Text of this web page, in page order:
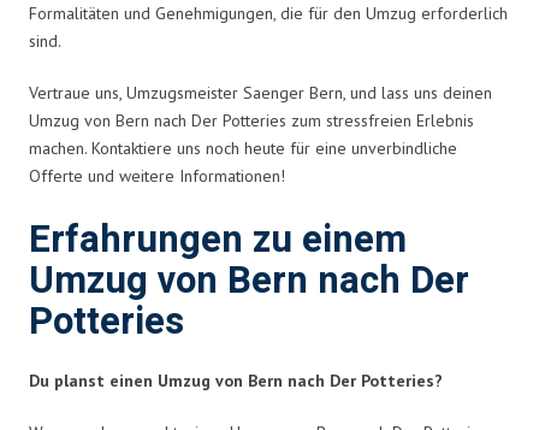
Formalitäten und Genehmigungen, die für den Umzug erforderlich
sind.
Vertraue uns, Umzugsmeister Saenger Bern, und lass uns deinen
Umzug von Bern nach Der Potteries zum stressfreien Erlebnis
machen. Kontaktiere uns noch heute für eine unverbindliche
Offerte und weitere Informationen!
Erfahrungen zu einem
Umzug von Bern nach Der
Potteries
Du planst einen Umzug von Bern nach Der Potteries?